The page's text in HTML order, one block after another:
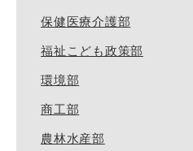
保健医療介護部
福祉こども政策部
環境部
商工部
農林水産部